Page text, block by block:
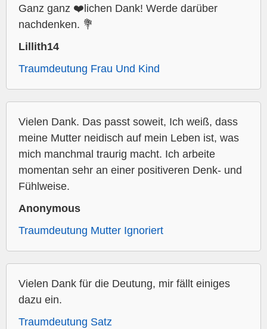
Ganz ganz ❤️lichen Dank! Werde darüber
nachdenken. 💐
Lillith14
Traumdeutung Frau Und Kind
Vielen Dank. Das passt soweit, Ich weiß, dass
meine Mutter neidisch auf mein Leben ist, was
mich manchmal traurig macht. Ich arbeite
momentan sehr an einer positiveren Denk- und
Fühlweise.
Anonymous
Traumdeutung Mutter Ignoriert
Vielen Dank für die Deutung, mir fällt einiges
dazu ein.
Traumdeutung Satz